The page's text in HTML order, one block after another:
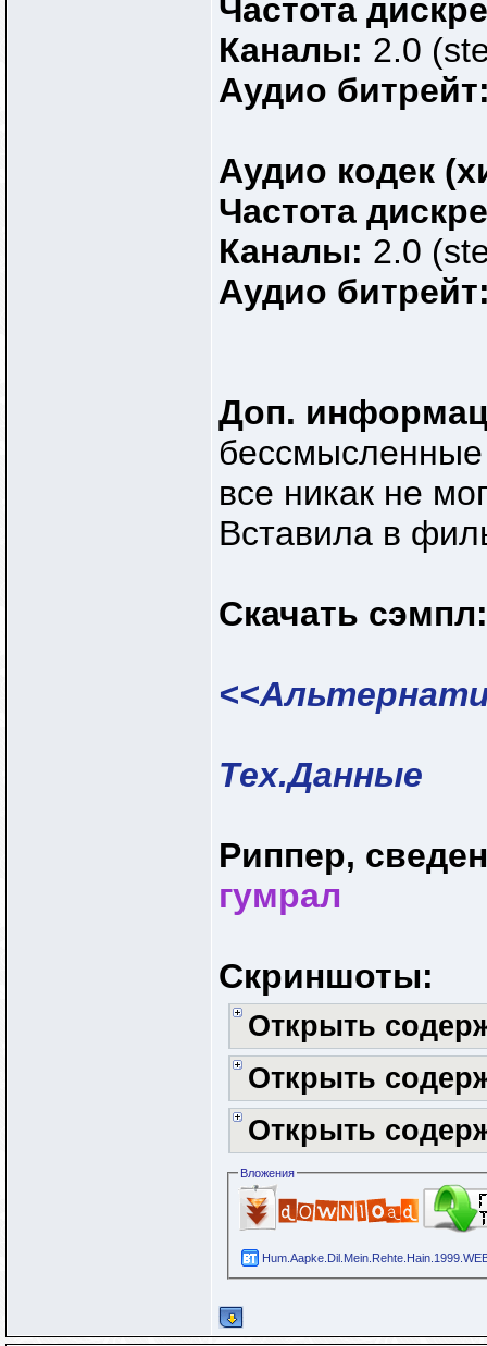
Частота
Каналы: 2.0
Аудио
Аудио кодек
Частота
Каналы: 2.0
Аудио
Доп.
бессмысленные
все никак не
Вставила в
Скачать сэмпл:
Тех.Данные
Риппер,
гумрал
Скриншоты:
Открыть
Открыть
Открыть
Вложения